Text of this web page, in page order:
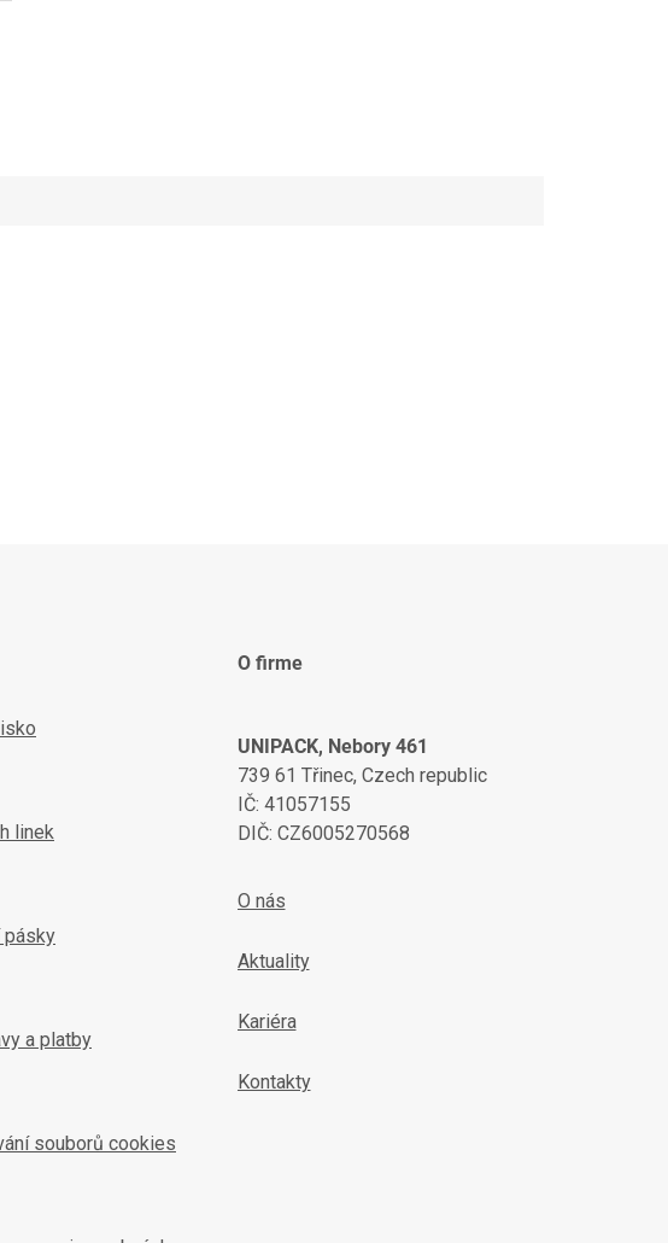
linek
pásky
a platby
souborů cookies
O firme
UNIPACK, Nebory 461
739 61 Třinec, Czech republic
IČ: 41057155
DIČ: CZ6005270568
O nás
Aktuality
Kariéra
Kontakty